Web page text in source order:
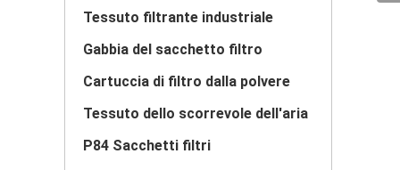
Tessuto filtrante industriale
Gabbia del sacchetto filtro
Cartuccia di filtro dalla polvere
Tessuto dello scorrevole dell'aria
P84 Sacchetti filtri